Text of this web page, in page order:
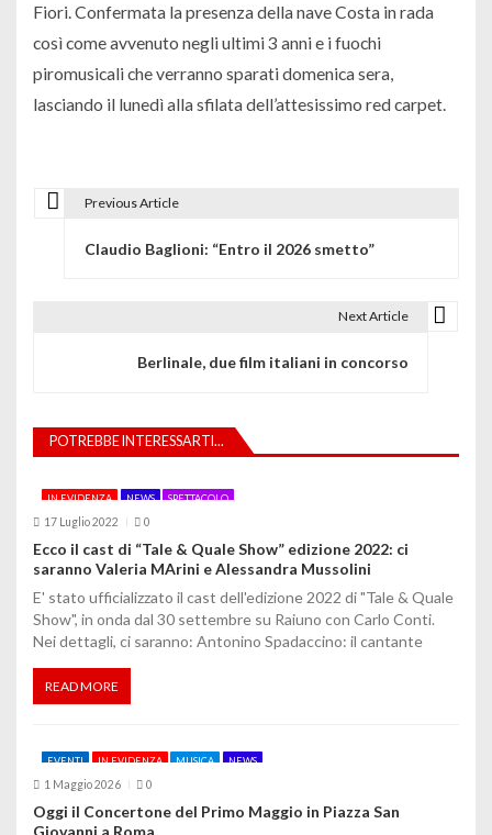
Fiori. Confermata la presenza della nave Costa in rada
così come avvenuto negli ultimi 3 anni e i fuochi
piromusicali che verranno sparati domenica sera,
lasciando il lunedì alla sfilata dell’attesissimo red carpet.
a
z
o
n
e
a
r
i
c
Previous Article
Claudio Baglioni: “Entro il 2026 smetto”
Next Article
Berlinale, due film italiani in concorso
POTREBBE INTERESSARTI...
IN EVIDENZA NEWS SPETTACOLO
17 Luglio 2022 0
Ecco il cast di “Tale & Quale Show” edizione 2022: ci
saranno Valeria MArini e Alessandra Mussolini
E' stato ufficializzato il cast dell'edizione 2022 di "Tale & Quale
Show", in onda dal 30 settembre su Raiuno con Carlo Conti.
Nei dettagli, ci saranno: Antonino Spadaccino: il cantante
READ MORE
EVENTI IN EVIDENZA MUSICA NEWS
1 Maggio 2026 0
Oggi il Concertone del Primo Maggio in Piazza San
Giovanni a Roma